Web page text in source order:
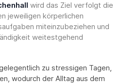
wird das Ziel verfolgt die
jeweiligen körperlichen
miteinzubeziehen und
weitestgehend
zu stressigen Tagen,
wodurch der Alltag aus dem